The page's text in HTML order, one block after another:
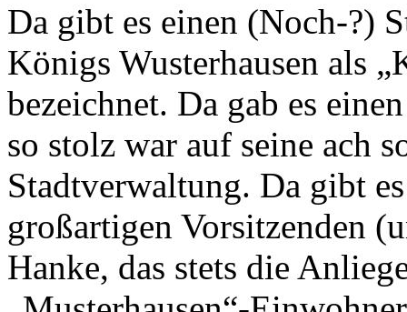
Da gibt es einen (Noch-?)
Königs Wusterhausen als
bezeichnet. Da gab es
so stolz war auf seine ach
Stadtverwaltung. Da gibt
großartigen Vorsitzenden
Hanke, das stets die